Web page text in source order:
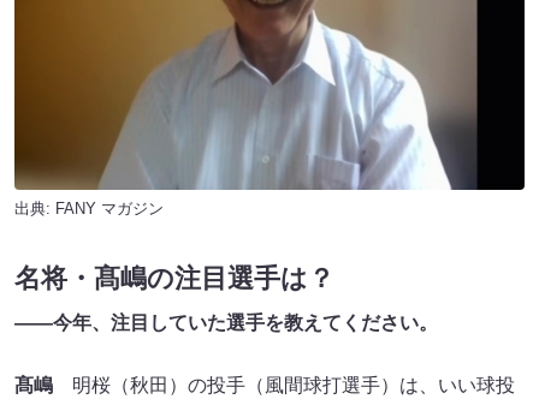
出典: FANY マガジン
名将・髙嶋の注目選手は？
——今年、注目していた選手を教えてください。
髙嶋 明桜（秋田）の投手（風間球打選手）は、いい球投